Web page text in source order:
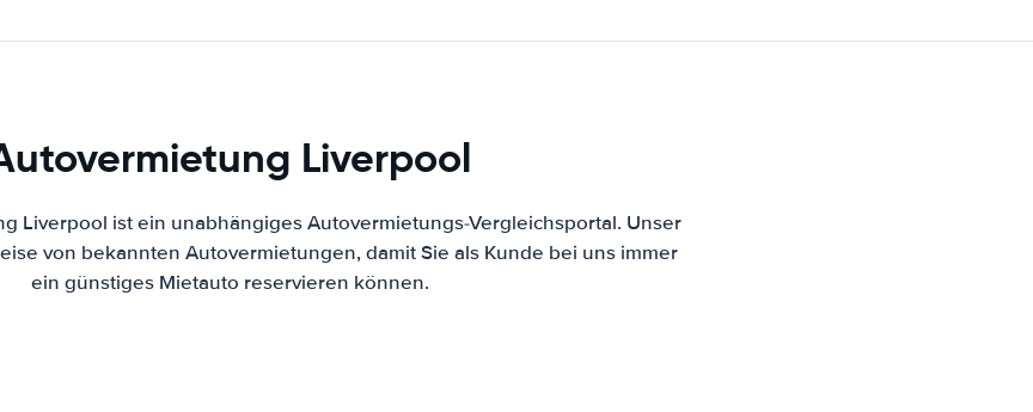
Liverpool
Liverpool ist ein unabhängiges Autovermietungs-Vergleichsportal. Unser
von bekannten Autovermietungen, damit Sie als Kunde bei uns immer
ein günstiges Mietauto reservieren können.